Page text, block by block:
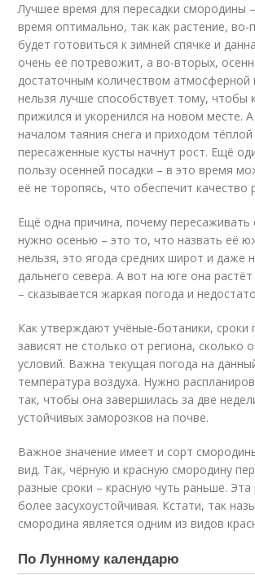
Лучшее время для пересадки смородины
время оптимально, так как растение, во-
будет готовиться к зимней спячке и
очень её потревожит, а во-вторых,
достаточным количеством атмосферной
нельзя лучше способствует тому, чтобы
прижился и укоренился на новом месте.
началом таяния снега и приходом
пересаженные кусты начнут рост. Ещё
пользу осенней посадки – в это время
её не торопясь, что обеспечит качество
Ещё одна причина, почему пересаживать
нужно осенью – это то, что назвать её
нельзя, это ягода средних широт и даже
дальнего севера. А вот на юге она
– сказывается жаркая погода и
Как утверждают учёные-ботаники, сроки
зависят не столько от региона, сколько
условий. Важна текущая погода на
температура воздуха. Нужно
так, чтобы она завершилась за две
устойчивых заморозков на почве.
Важное значение имеет и сорт
вид. Так, чёрную и красную смородину
разные сроки – красную чуть раньше. Эта
более засухоустойчивая. Кстати, так
смородина является одним из видов
По Лунному календарю